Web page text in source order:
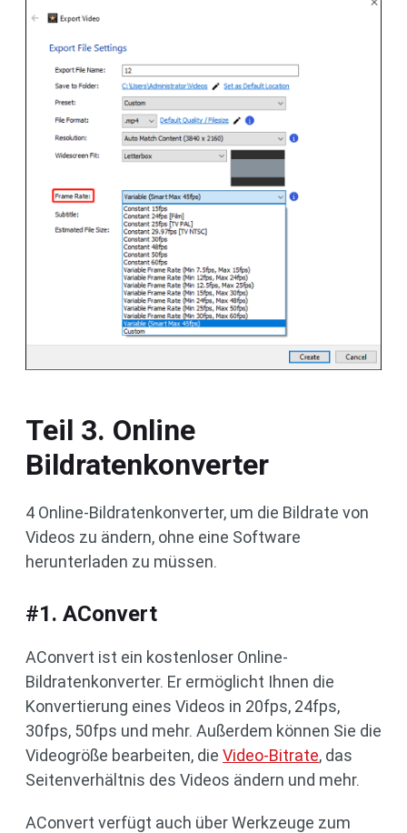
Teil 3. Online
Bildratenkonverter
4 Online-Bildratenkonverter, um die Bildrate von
Videos zu ändern, ohne eine Software
herunterladen zu müssen.
#1. AConvert
AConvert ist ein kostenloser Online-
Bildratenkonverter. Er ermöglicht Ihnen die
Konvertierung eines Videos in 20fps, 24fps,
30fps, 50fps und mehr. Außerdem können Sie die
Videogröße bearbeiten, die Video-Bitrate, das
Seitenverhältnis des Videos ändern und mehr.
AConvert verfügt auch über Werkzeuge zum